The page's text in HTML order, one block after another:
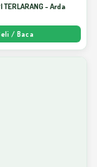
TERLARANG - Arda
/ Baca